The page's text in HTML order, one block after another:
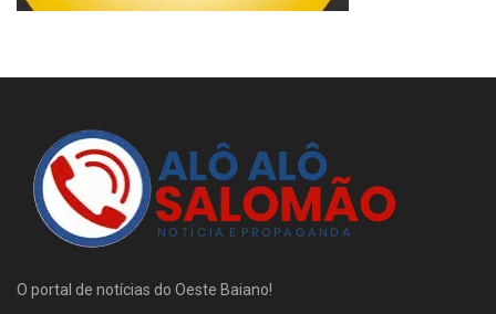
O portal de notícias do Oeste Baiano!